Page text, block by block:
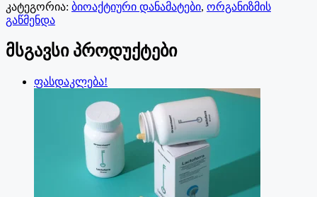
კატეგორია: ბიოაქტიური დანამატები, ორგანიზმის
გაწმენდა
მსგავსი პროდუქტები
ფასდაკლება!